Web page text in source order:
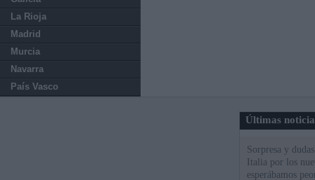
La Rioja
Madrid
Murcia
Navarra
País Vasco
Últimas
Sorpresa y
Italia por los
esperábamos